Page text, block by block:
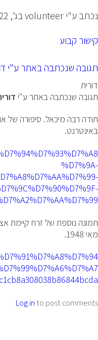
נכתב ע"יvolunteerבג', 26/04/2022 - 10:17
קישור קבוע
תגובה שנכתבה באתר ע"י
דורית
תגובה שנכתבה באתר ע"י
תודה רבה מיכאל. סיפורה של
באינטרנט.
%D7%9A-
תמונה נוספת של זרח קיימת
מאי 1948.
Log in to post comments